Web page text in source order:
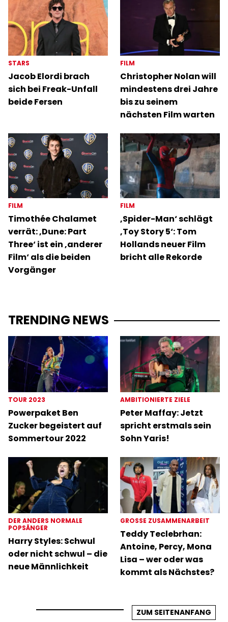
STARS
Jacob Elordi brach
sich bei Freak-Unfall
beide Fersen
FILM
Christopher Nolan will
mindestens drei Jahre
bis zu seinem
nächsten Film warten
FILM
Timothée Chalamet
verrät: ‚Dune: Part
Three‘ ist ein ‚anderer
Film‘ als die beiden
Vorgänger
FILM
‚Spider-Man‘ schlägt
‚Toy Story 5‘: Tom
Hollands neuer Film
bricht alle Rekorde
TRENDING NEWS
TOUR 2023
Powerpaket Ben
Zucker begeistert auf
Sommertour 2022
AMBITIONIERTE ZIELE
Peter Maffay: Jetzt
spricht erstmals sein
Sohn Yaris!
DER ANDERS NORMALE
POPSÄNGER
Harry Styles: Schwul
oder nicht schwul – die
neue Männlichkeit
GROSSE ZUSAMMENARBEIT
Teddy Teclebrhan:
Antoine, Percy, Mona
Lisa – wer oder was
kommt als Nächstes?
ZUM SEITENANFANG